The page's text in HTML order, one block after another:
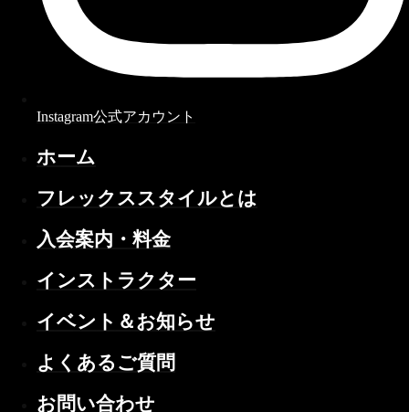
Instagram公式アカウント
ホーム
フレックススタイルとは
入会案内・料金
インストラクター
イベント＆お知らせ
よくあるご質問
お問い合わせ